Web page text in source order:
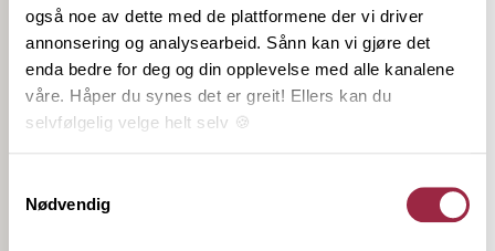
også noe av dette med de plattformene der vi driver
annonsering og analysearbeid. Sånn kan vi gjøre det
enda bedre for deg og din opplevelse med alle kanalene
våre. Håper du synes det er greit! Ellers kan du
selvfølgelig velge helt selv 🍪
Nødvendig
frem for å finne de opprinnelige nyansene. Dette
inspirerte til valg av nytt panel i samme fargepalett.
Gamle dører ble pusset og satt på plass igjen.
Taklistene ble kopiert fra de originale detaljene som
ble brukt da huset ble bygget tidlig på 1900-tallet.
kombinasjon av karakteristiske, grønne brystninger